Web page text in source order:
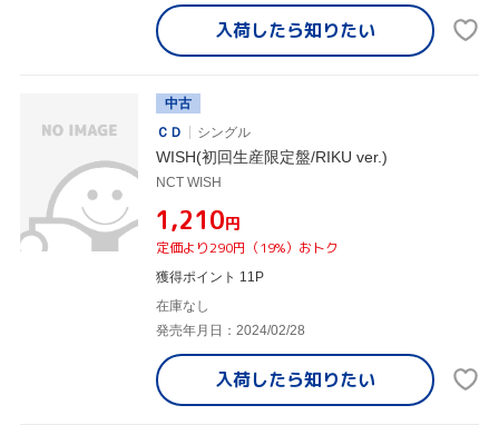
入荷したら知りたい
中古
ＣＤ
シングル
WISH(初回生産限定盤/RIKU ver.)
NCT WISH
¥1,210円
定価より290円（19%）おトク
獲得ポイント 11P
在庫なし
発売年月日：2024/02/28
入荷したら知りたい